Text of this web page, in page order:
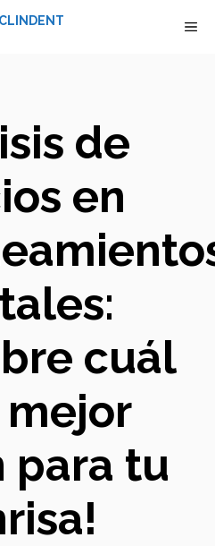
de
en
cuál
mejor
para tu